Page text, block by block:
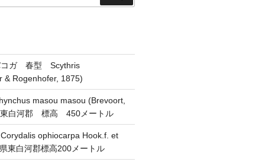
索
コガ 春型 Scythris
& Rogenhofer, 1875)
masou masou (Brevoort,
白河郡 標高 450メートル
ophiocarpa Hook.f. et
東白河郡標高200メートル